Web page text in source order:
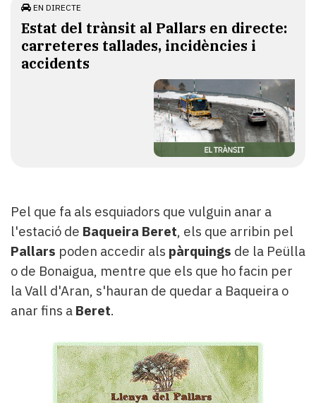
EN DIRECTE
Estat del trànsit al Pallars en directe:
carreteres tallades, incidències i
accidents
Pel que fa als esquiadors que vulguin anar a
l'estació de Baqueira Beret, els que arribin pel
Pallars poden accedir als pàrquings de la Peülla
o de Bonaigua, mentre que els que ho facin per
la Vall d'Aran, s'hauran de quedar a Baqueira o
anar fins a Beret.